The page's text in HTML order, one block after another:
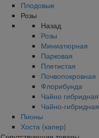
Плодовые
Розы
Назад
Розы
Миниатюрная
Парковая
Плетистая
Почвопокровная
Флорибунда
Чайно гибридная
Чайно-гибридная
Пионы
Хоста (капер)